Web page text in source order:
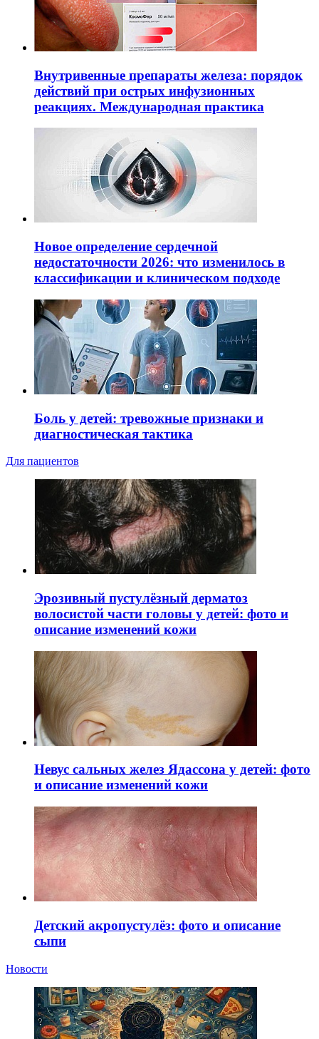
Внутривенные препараты железа: порядок
действий при острых инфузионных
реакциях. Международная практика
Новое определение сердечной
недостаточности 2026: что изменилось в
классификации и клиническом подходе
Боль у детей: тревожные признаки и
диагностическая тактика
Для пациентов
Эрозивный пустулёзный дерматоз
волосистой части головы у детей: фото и
описание изменений кожи
Невус сальных желез Ядассона у детей: фото
и описание изменений кожи
Детский акропустулёз: фото и описание
сыпи
Новости